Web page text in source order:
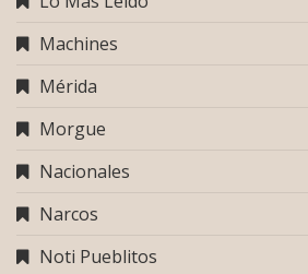
Machines
Mérida
Morgue
Nacionales
Narcos
Noti Pueblitos